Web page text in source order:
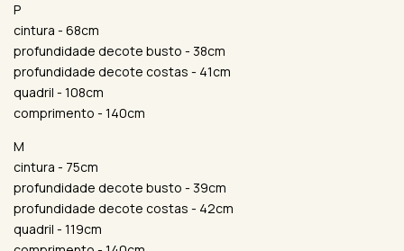
P
cintura - 68cm
profundidade decote busto - 38cm
profundidade decote costas - 41cm
quadril - 108cm
comprimento - 140cm
M
cintura - 75cm
profundidade decote busto - 39cm
profundidade decote costas - 42cm
quadril - 119cm